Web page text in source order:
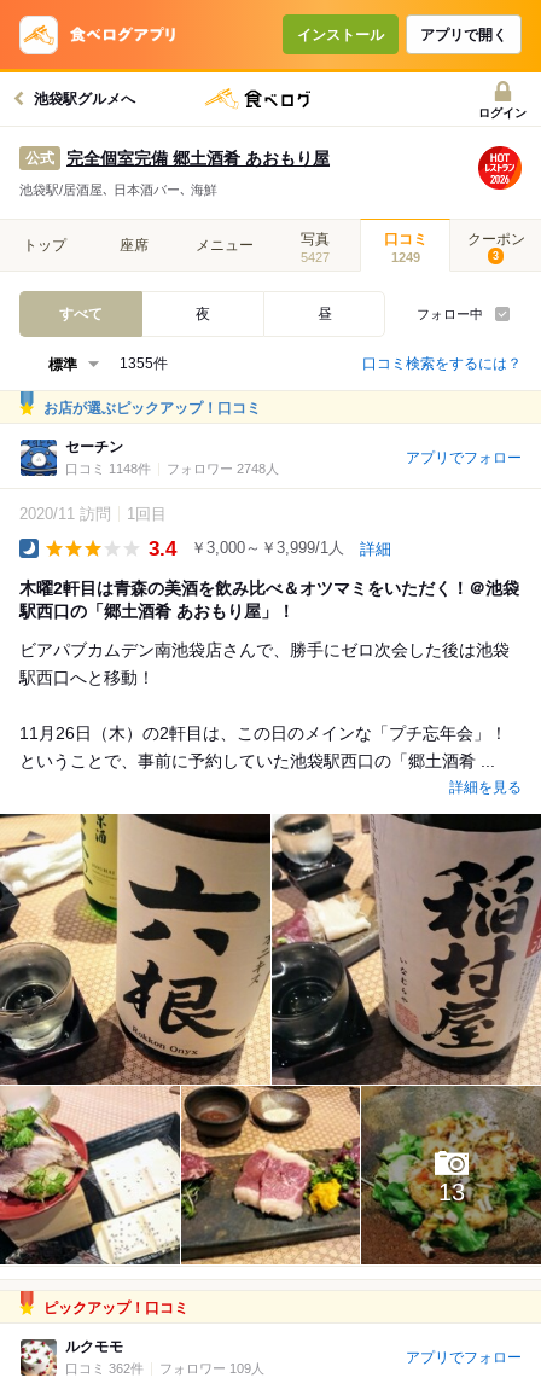
インストール アプリで開く
池袋駅グルメへ
ログイン
公式 完全個室完備 郷土酒肴 あおもり屋
池袋駅/居酒屋､ 日本酒バー､ 海鮮
トップ 座席 メニュー 写真
5427
口コミ
1249
クーポン
3
すべて 夜 昼 フォロー中
1355件 口コミ検索をするには？
お店が選ぶピックアップ！口コミ
セーチン
口コミ 1148件 フォロワー 2748人
アプリでフォロー
2020/11 訪問 1回目
3.4 ￥3,000～￥3,999/1人 詳細
木曜2軒目は青森の美酒を飲み比べ＆オツマミをいただく！＠池袋
駅西口の「郷土酒肴 あおもり屋」！
ビアパブカムデン南池袋店さんで、勝手にゼロ次会した後は池袋
駅西口へと移動！
11月26日（木）の2軒目は、この日のメインな「プチ忘年会」！
ということで、事前に予約していた池袋駅西口の「郷土酒肴 ...
詳細を見る
13
ピックアップ！口コミ
ルクモモ
口コミ 362件 フォロワー 109人
アプリでフォロー